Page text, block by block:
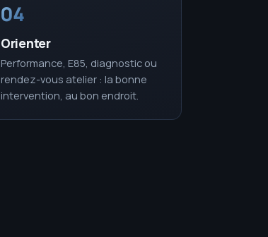
04
Orienter
Performance, E85, diagnostic ou
rendez-vous atelier : la bonne
intervention, au bon endroit.